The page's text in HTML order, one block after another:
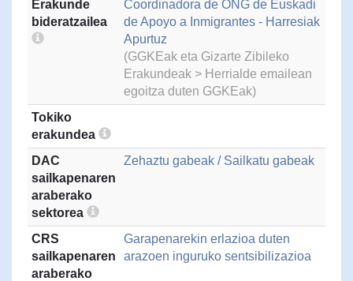
Erakunde
bideratzailea
Coordinadora de ONG de Euskadi
de Apoyo a Inmigrantes - Harresiak
Apurtuz
(GGKEak eta Gizarte Zibileko
Erakundeak > Herrialde emailean
egoitza duten GGKEak)
Tokiko
erakundea
DAC
sailkapenaren
araberako
sektorea
Zehaztu gabeak / Sailkatu gabeak
CRS
sailkapenaren
araberako
Garapenarekin erlazioa duten
arazoen inguruko sentsibilizazioa